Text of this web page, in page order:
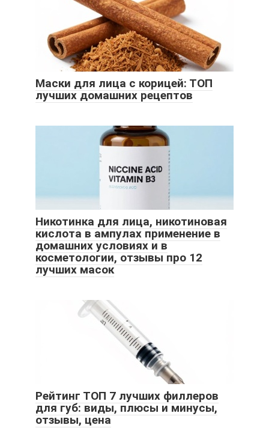
Маски для лица с корицей: ТОП
лучших домашних рецептов
Никотинка для лица, никотиновая
кислота в ампулах применение в
домашних условиях и в
косметологии, отзывы про 12
лучших масок
Рейтинг ТОП 7 лучших филлеров
для губ: виды, плюсы и минусы,
отзывы, цена